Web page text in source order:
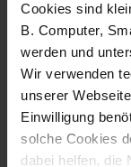
Cookies sind
B. Computer,
werden und
Wir verwenden
unserer
Einwilligung
solche Cookies
dabei helfen, die
Fotografo:
Sternbach
Download